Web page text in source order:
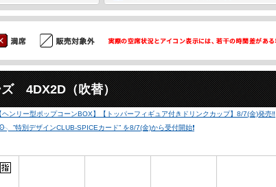
ズ 4DX2D（吹替）
ンリー型ポップコーンBOX】【トッパーフィギュア付きドリンクカップ】8/7(金)発売‼️
特別デザインCLUB-SPICEカード” を8/7(金)から受付開始❗️